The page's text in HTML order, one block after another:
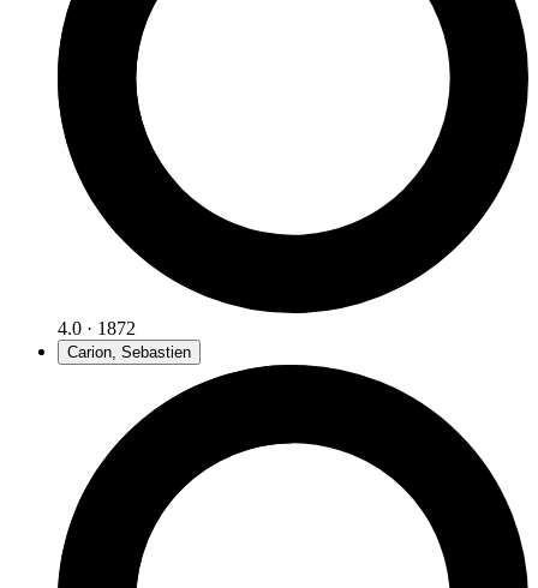
4.0 · 1872
Carion, Sebastien